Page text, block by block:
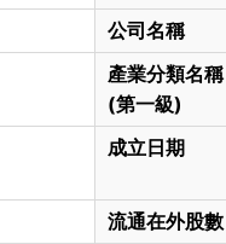
公司名稱
產業分類名稱
(第一級)
成立日期
流通在外股數